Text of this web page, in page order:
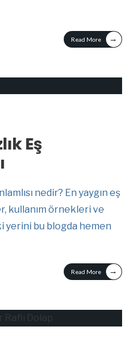
Read More →
Eş
nedir? En yaygın eş
kullanım örnekleri ve
yerini bu blogda hemen
Read More →